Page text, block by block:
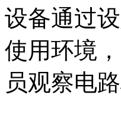
设备通过
使用环境
员观察电